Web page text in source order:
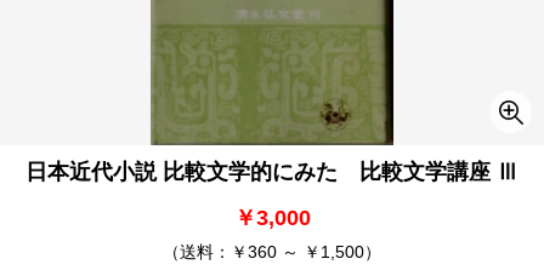
日本近代小説 比較文学的にみた 比較文学講座 Ⅲ
￥3,000
（送料：￥360 ～ ￥1,500）